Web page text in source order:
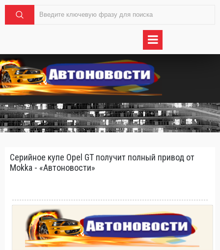
Серийное купе Opel GT получит полный привод от
Mokka - «Автоновости»